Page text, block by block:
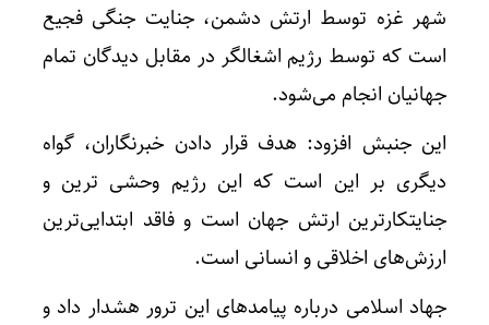
شهر غزه توسط ارتش دشمن، جنایت جنگی فجیع
است که توسط رژیم اشغالگر در مقابل دیدگان تمام
جهانیان انجام می‌شود.
این جنبش افزود: هدف قرار دادن خبرنگاران، گواه
دیگری بر این است که این رژیم وحشی ترین و
جنایتکارترین ارتش جهان است و فاقد ابتدایی‌ترین
ارزش‌های اخلاقی و انسانی است.
جهاد اسلامی درباره پیامدهای این ترور هشدار داد و